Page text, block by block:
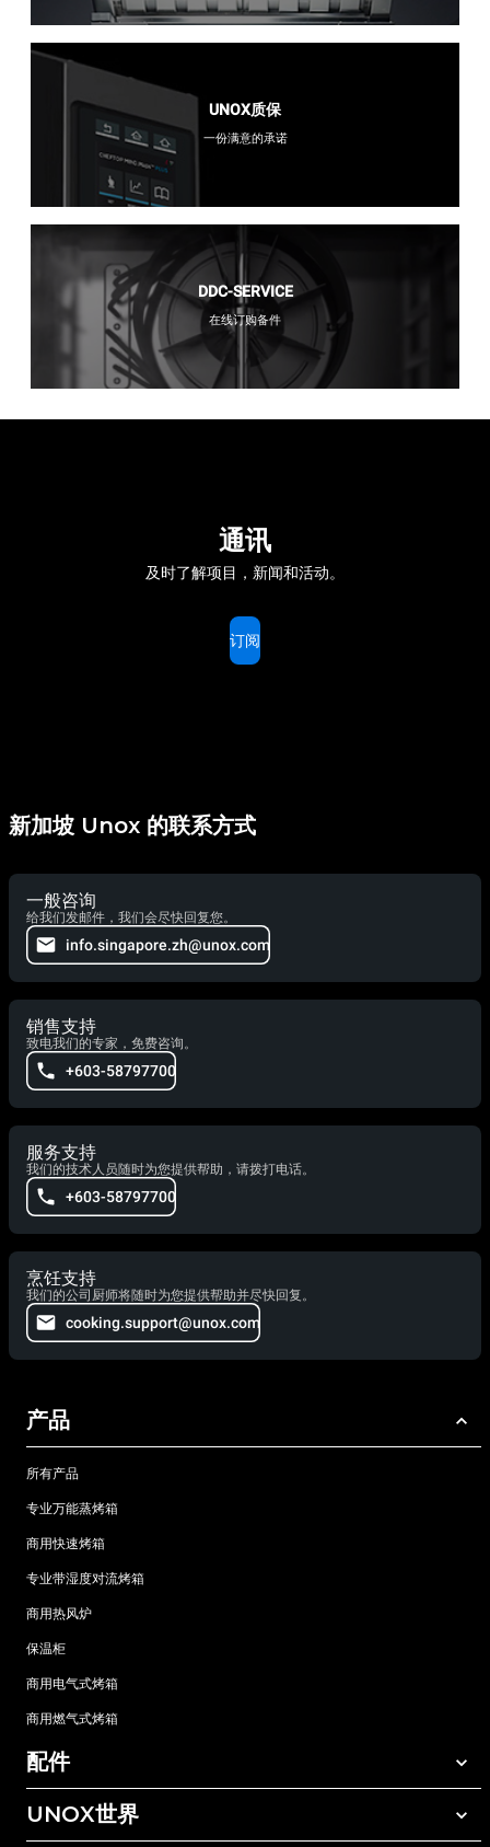
UNOX质保
一份满意的承诺
DDC-SERVICE
在线订购备件
通讯
及时了解项目，新闻和活动。
订阅
新加坡 Unox 的联系方式
一般咨询
给我们发邮件，我们会尽快回复您。
info.singapore.zh@unox.com
销售支持
致电我们的专家，免费咨询。
+603-58797700
服务支持
我们的技术人员随时为您提供帮助，请拨打电话。
+603-58797700
烹饪支持
我们的公司厨师将随时为您提供帮助并尽快回复。
cooking.support@unox.com
产品
所有产品
专业万能蒸烤箱
商用快速烤箱
专业带湿度对流烤箱
商用热风炉
保温柜
商用电气式烤箱
商用燃气式烤箱
配件
所有配件
UNOX世界